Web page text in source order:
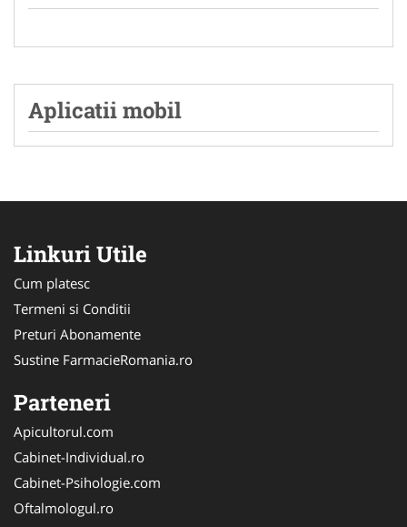
Aplicatii mobil
Linkuri Utile
Cum platesc
Termeni si Conditii
Preturi Abonamente
Sustine FarmacieRomania.ro
Parteneri
Apicultorul.com
Cabinet-Individual.ro
Cabinet-Psihologie.com
Oftalmologul.ro